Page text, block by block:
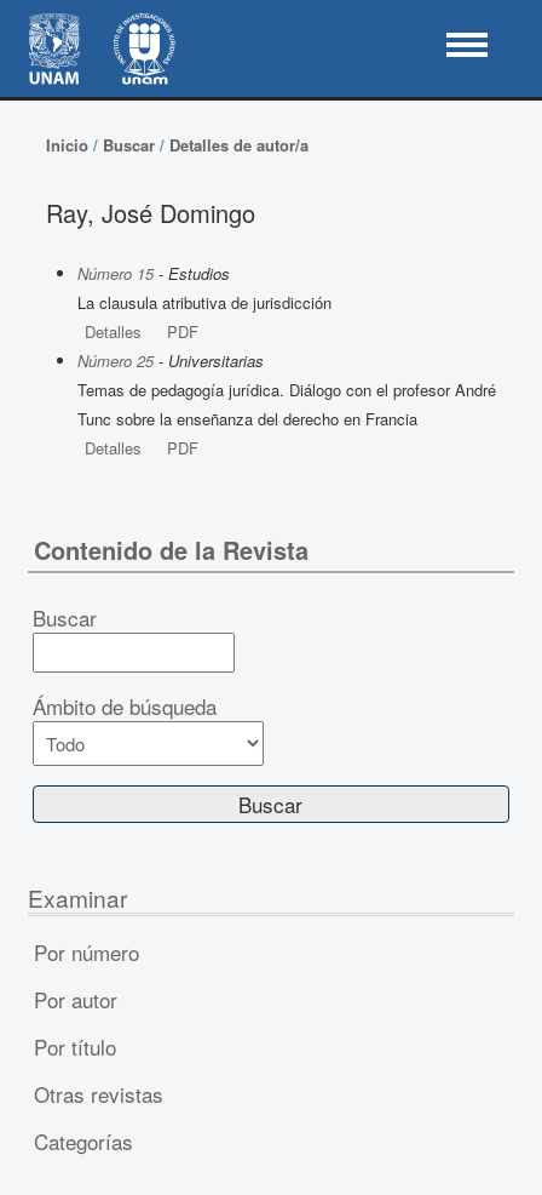
Inicio/ Buscar/ Detalles de autor/a
Ray, José Domingo
Número 15- Estudios
La clausula atributiva de jurisdicción
Detalles
PDF
Número 25- Universitarias
Temas de pedagogía jurídica. Diálogo con el profesor André
Tunc sobre la enseñanza del derecho en Francia
Detalles
PDF
Contenido de la Revista
Buscar
Ámbito de búsqueda
Examinar
Por número
Por autor
Por título
Otras revistas
Categorías